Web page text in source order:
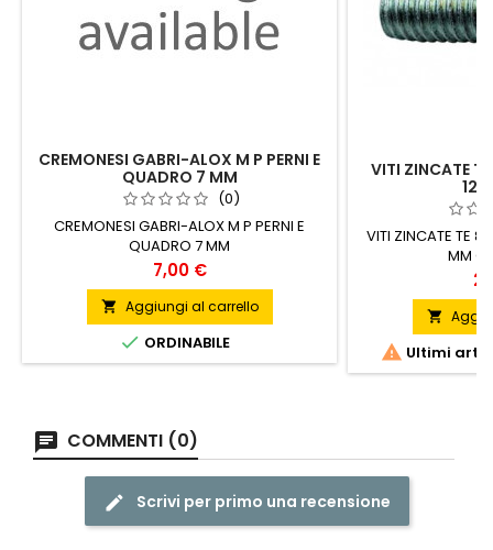
CREMONESI GABRI-ALOX M P PERNI E
QUADRO 7 MM
(0)
CREMONESI GABRI-ALOX M P PERNI E
QUADRO 7 MM
Prezzo
7,00 €
 Aggiungi al carrello
 ORDINABILE
VITI ZINCATE
VITI ZINCATE TE
MM

 Ultimi
COMMENTI (0)
Scrivi per primo una recensione